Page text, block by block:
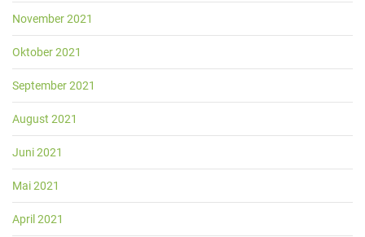
November 2021
Oktober 2021
September 2021
August 2021
Juni 2021
Mai 2021
April 2021